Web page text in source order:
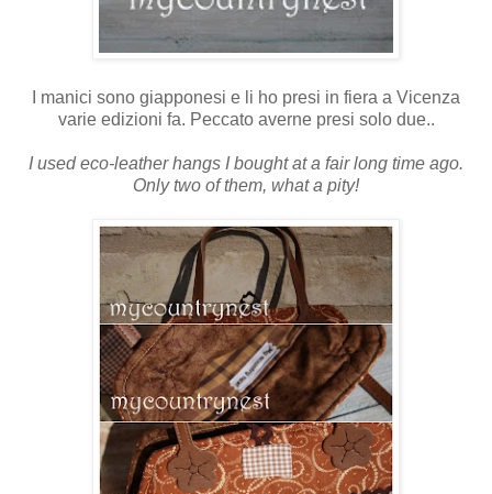
I manici sono giapponesi e li ho presi in fiera a Vicenza
varie edizioni fa. Peccato averne presi solo due..
I used eco-leather hangs I bought at a fair long time ago.
Only two of them, what a pity!